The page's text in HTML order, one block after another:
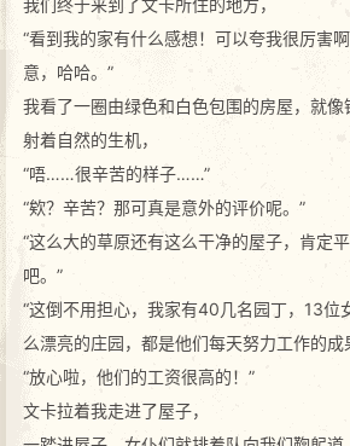
我们终于来到了文卡所住的地方，
“看到我的家有什么感想！可以夸我很厉害
意，哈哈。”
我看了一圈由绿色和白色包围的房屋，就
射着自然的生机，
“唔……很辛苦的样子……”
“欸？辛苦？那可真是意外的评价呢。”
“这么大的草原还有这么干净的屋子，肯定
吧。”
“这倒不用担心，我家有40几名园丁，13位
么漂亮的庄园，都是他们每天努力工作的成
“放心啦，他们的工资很高的！”
文卡拉着我走进了屋子，